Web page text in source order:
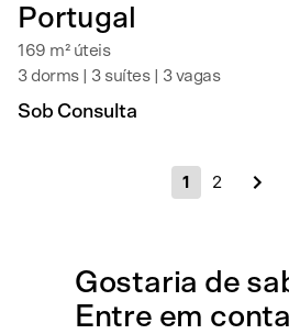
Portugal
169 m² úteis
3 dorms | 3 suítes | 3 vagas
Sob Consulta
1 2
Gostaria de
Entre em